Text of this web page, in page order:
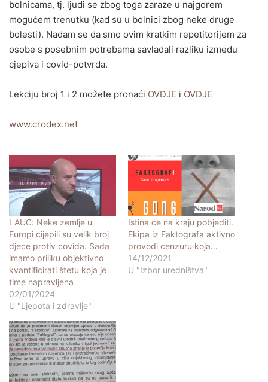
bolnicama, tj. ljudi se zbog toga zaraze u najgorem
mogućem trenutku (kad su u bolnici zbog neke druge
bolesti). Nadam se da smo ovim kratkim repetitorijem za
osobe s posebnim potrebama savladali razliku između
cjepiva i covid-potvrda.
Lekciju broj 1 i 2 možete pronaći OVDJE i OVDJE
www.crodex.net
LAUC: Neke zemlje u
Europi cijepili su velik broj
djece protiv covida. Sada
imamo priliku objektivno
kvantificirati štetu koja je
time napravljena
02/01/2024
U "Ljepota i zdravlje"
Istina će na kraju pobjediti.
Ekipa iz Faktografa aktivno
provodi cenzuru koja…
14/12/2021
U "Izbor uredništva"